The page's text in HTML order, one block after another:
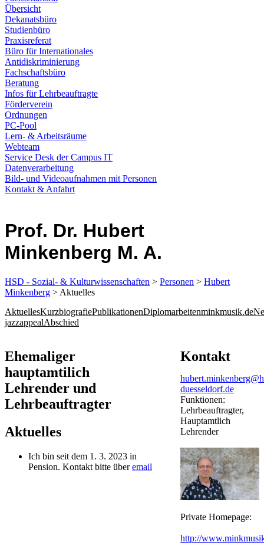
Übersicht
Dekanatsbüro
Studienbüro
Praxisreferat
Büro für Internationales
Antidiskriminierung
Fachschaftsbüro
Beratung
Infos für Lehrbeauftragte
Förderverein
Ordnungen
PC-Pool
Lern- & Arbeitsräume
Webteam
Service Desk der Campus IT
Datenverarbeitung
Bild- und Videoaufnahmen mit Personen
Kontakt & Anfahrt
Prof. Dr. Hubert
Minkenberg M. A.
HSD - Sozial- & Kulturwissenschaften > Personen > Hubert
Minkenberg > Aktuelles
AktuellesKurzbiografiePublikationenDiplomarbeitenminkmusik.de
jazzappealAbschied
​​​​​Ehemaliger
hauptamtilich
Lehrender und
Lehrbeauftragter
Aktuelles
Ich bin seit dem 1. 3. 2023 in
Pension. Kontakt bitte überemail
Kontakt
duesseldorf.de
Funktionen:
Lehrbeauftragter,
Hauptamtlich
Lehrender
​Private Homepage:
http://